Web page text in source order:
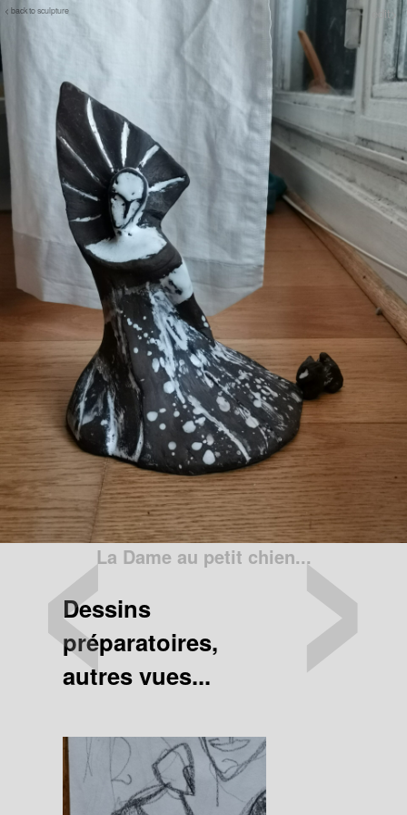
< back to sculpture edit>
La Dame au petit chien...
Dessins
préparatoires,
autres vues...
‹ ›